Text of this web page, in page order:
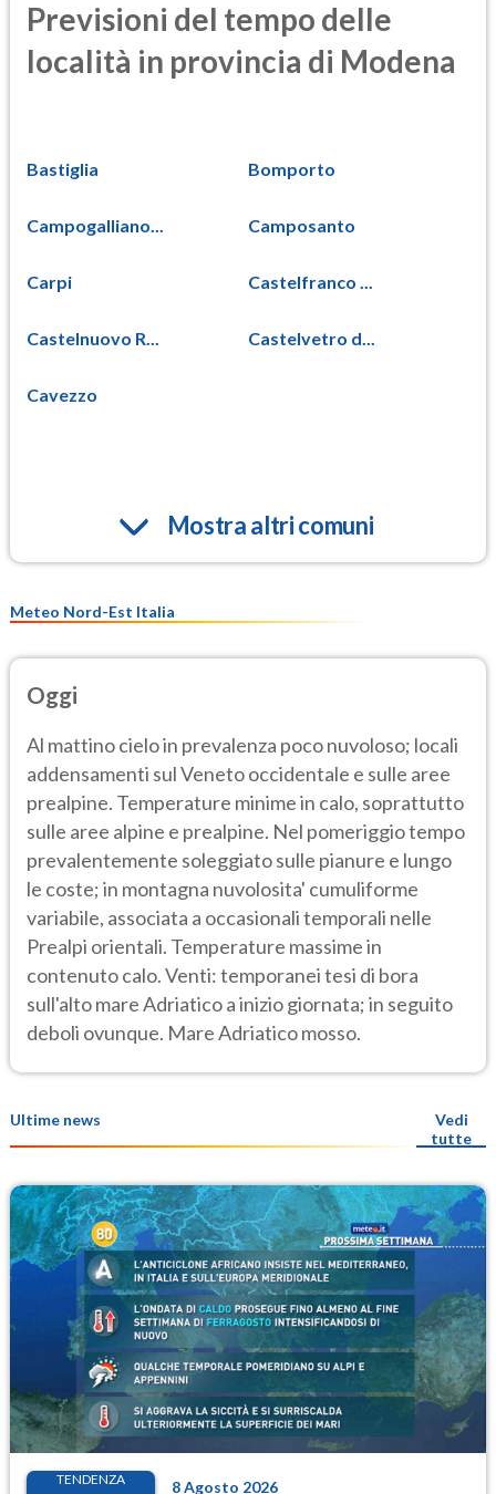
Previsioni del tempo delle
località in provincia di Modena
Bastiglia Bomporto
Campogalliano... Camposanto
Carpi Castelfranco ...
Castelnuovo R... Castelvetro d...
Cavezzo
Mostra altri comuni
Meteo Nord-Est Italia
Oggi
Al mattino cielo in prevalenza poco nuvoloso; locali
addensamenti sul Veneto occidentale e sulle aree
prealpine. Temperature minime in calo, soprattutto
sulle aree alpine e prealpine. Nel pomeriggio tempo
prevalentemente soleggiato sulle pianure e lungo
le coste; in montagna nuvolosita' cumuliforme
variabile, associata a occasionali temporali nelle
Prealpi orientali. Temperature massime in
contenuto calo. Venti: temporanei tesi di bora
sull'alto mare Adriatico a inizio giornata; in seguito
deboli ovunque. Mare Adriatico mosso.
Ultime news
Vedi
tutte
TENDENZA 8 Agosto 2026